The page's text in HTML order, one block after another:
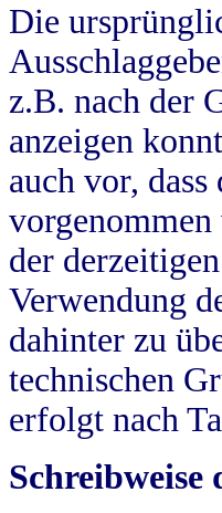
Die
z.B. nach der
anzeigen
auch vor,
der
Verwendung
dahinter zu
technischen
erfolgt nach
Schreibweise